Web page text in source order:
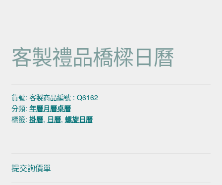
客製禮品橋樑日曆
貨號: 客製商品編號 : Q6162
分類: 年曆月曆桌曆
標籤: 掛曆, 日曆, 螺旋日曆
提交詢價單